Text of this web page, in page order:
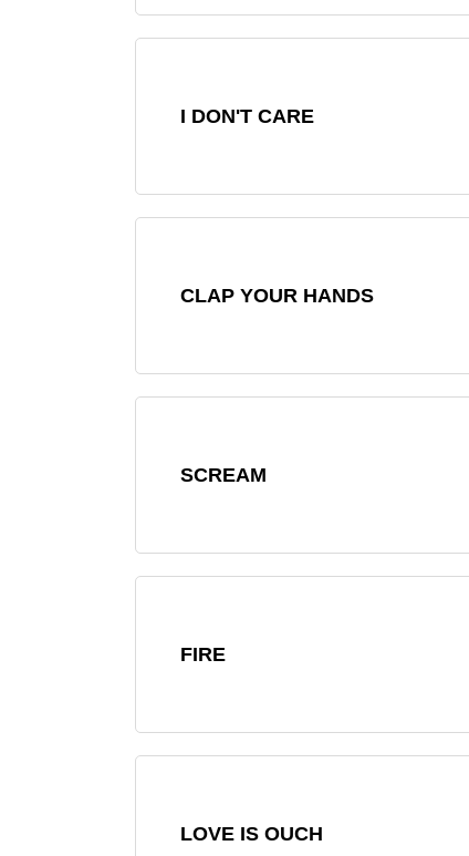
I DON'T CARE
CLAP YOUR HANDS
SCREAM
FIRE
LOVE IS OUCH